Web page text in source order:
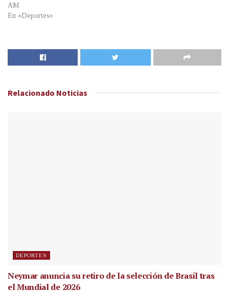
AM
En «Deportes»
Relacionado Noticias
DEPORTES
Neymar anuncia su retiro de la selección de Brasil tras
el Mundial de 2026